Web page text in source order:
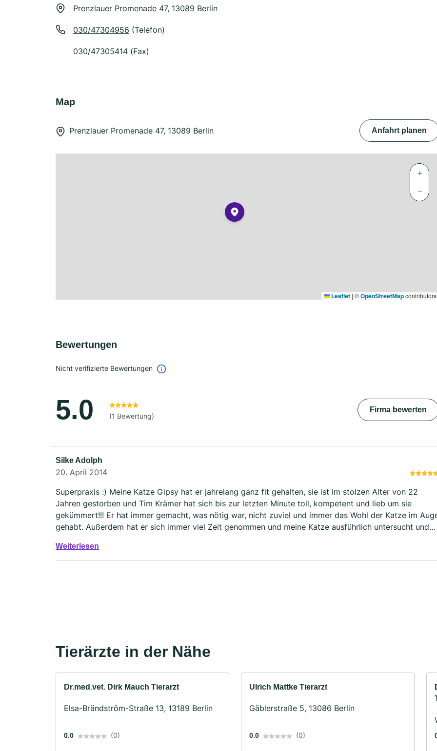
Prenzlauer Promenade 47, 13089 Berlin
030/47304956 (Telefon)
030/47305414 (Fax)
Map
Prenzlauer Promenade 47, 13089 Berlin Anfahrt planen
+
−
Leaflet | ©OpenStreetMapcontributors
Bewertungen
Nicht verifizierte Bewertungen
5.0 (1 Bewertung)
Firma bewerten
Silke Adolph
20. April 2014
Superpraxis :) Meine Katze Gipsy hat er jahrelang ganz fit gehalten, sie ist im stolzen Alter von 22
Jahren gestorben und Tim Krämer hat sich bis zur letzten Minute toll, kompetent und lieb um sie
gekümmert!!! Er hat immer gemacht, was nötig war, nicht zuviel und immer das Wohl der Katze im
gehabt. Außerdem hat er sich immer viel Zeit genommen und meine Katze ausführlich untersucht und
wieder ein neues Tier haben sollte, sofort wieder zu ihm gehen!
Weiterlesen
Tierärzte in der Nähe
Dr.med.vet. Dirk Mauch Tierarzt
Elsa-Brändström-Straße 13, 13189 Berlin
0.0 (0)
Ulrich Mattke Tierarzt
Gäblerstraße 5, 13086 Berlin
0.0 (0)